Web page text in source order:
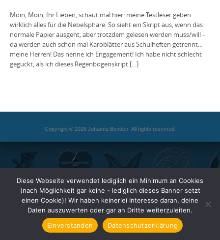
Moin, Moin, Ihr Lieben, schaut mal hier: meine Testleser geben
wirklich alles für die Nebelsphäre. So sieht ein Skript aus, wenn das
normale Papier ausgeht, aber trotzdem gelesen werden muss/will –
da werden auch schon mal Karoblätter aus Schulheften getrennt…
meine Herren! Das nenne ich Engagement! Ich habe nicht schlecht
geguckt, als ich dieses Regenbogenskript […]
Copyright © 2026 Johanna Benden. All rights reserved.
Diese Webseite verwendet lediglich ein Minimum an Cookies
(nach Möglichkeit gar keine - lediglich dieses Banner setzt
einen Cookie)! Wir haben keinerlei Interesse daran, deine
Daten auszuwerten oder gar an Dritte weiterzuleiten.
Einverstanden
Datenschutzerklärung